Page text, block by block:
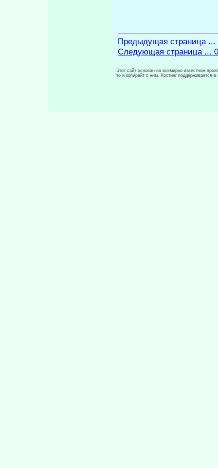
Предыдущая страница ...
Следующая страница ... 0
Этот сайт основан на всемирно известном
то и копирайт с ним. Хостинг поддерживается